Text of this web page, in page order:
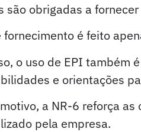
são obrigadas a
fornecimento é feito
o uso de EPI também
e orientações
a NR-6 reforça
pela empresa.